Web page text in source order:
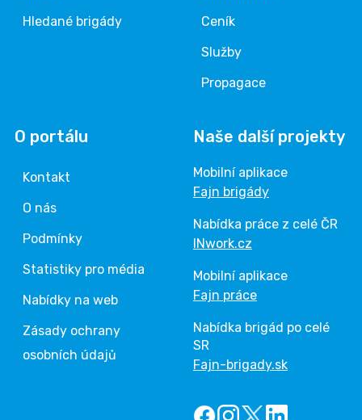
Hledané brigády
Ceník
Služby
Propagace
O portálu
Kontakt
O nás
Podmínky
Statistiky pro média
Nabídky na web
Zásady ochrany
osobních údajů
Naše další projekty
Mobilní aplikace
Fajn brigády
Nabídka práce z celé ČR
INwork.cz
Mobilní aplikace
Fajn práce
Nabídka brigád po celé
SR
Fajn-brigady.sk